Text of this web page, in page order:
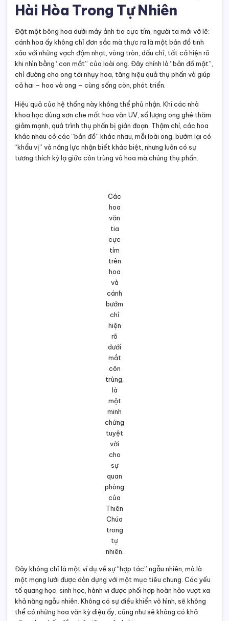
Hài Hòa Trong Tự Nhiên
Đặt một bông hoa dưới máy ảnh tia cực tím, người ta mới vỡ lẽ:
cánh hoa ấy không chỉ đơn sắc mà thực ra là một bản đồ tinh
xảo với những vạch đậm nhạt, vòng tròn, dấu chỉ, tất cả hiện rõ
khi nhìn bằng “con mắt” của loài ong. Đây chính là “bản đồ mật”,
chỉ đường cho ong tới nhụy hoa, tăng hiệu quả thụ phấn và giúp
cả hai – hoa và ong – cùng sống còn, phát triển.
Hiệu quả của hệ thống này không thể phủ nhận. Khi các nhà
khoa học dùng sơn che mất hoa văn UV, số lượng ong ghé thăm
giảm mạnh, quá trình thụ phấn bị gián đoạn. Thậm chí, các hoa
khác nhau có các “bản đồ” khác nhau, mỗi loài ong, bướm lại có
“khẩu vị” và năng lực nhận biết khác biệt, nhưng luôn có sự
tương thích kỳ lạ giữa côn trùng và hoa mà chúng thụ phấn.
Các hoa văn tia cực tím trên hoa và cánh bướm chỉ hiện rõ dưới
mắt côn trùng, là một minh chứng tuyệt vời cho sự quan phòng
của Thiên Chúa trong tự nhiên.
Đây không chỉ là một ví dụ về sự “hợp tác” ngẫu nhiên, mà là
một mạng lưới được dàn dựng với một mục tiêu chung. Các yếu
tố quang học, sinh học, hành vi được phối hợp hoàn hảo vượt xa
khả năng ngẫu nhiên. Không có sự điều khiển vô hình, sẽ không
thể có những hoa văn kỳ diệu ấy, cũng như sẽ không có khả
năng thụ phấn đồng bộ giữa muôn loài.
Ai đã vẽ nên những bản đồ ẩn giấu, ai đã ban cho ong đôi mắt
nhìn thấy tia cực tím, ai đã dạy các loài hoa “biết nói” với ong
bằng một ngôn ngữ chỉ riêng chúng hiểu? Mỗi khi chiêm ngắm
một bông hoa, ta đang đứng trước một kiệt tác nghệ thuật –
nơi Thiên Chúa không chỉ là Nhà Khoa Học mà còn là Nghệ Sĩ
siêu phàm, phối hợp muôn loài trong một vũ điệu tình yêu tinh tế,
Vẻ đẹp: Lời mời gọi vươn lên
Tuyệt Đối
Nếu trật tự vật lý, thông tin di truyền, nghệ thuật đồng điệu giữa